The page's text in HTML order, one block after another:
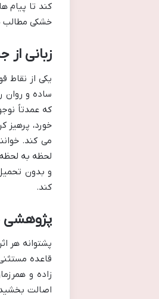
کند تا پیام
خشکی مطالب
زبانی
یکی از نقاط
ساده و روان
که عمدتاً
خورد،
می کند.
لحظه به
و بدون
کند.
پژوهشی
پشتوانه هر
قاعده
زاده و
اصالت